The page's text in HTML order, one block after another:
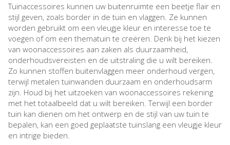
Tuinaccessoires kunnen uw buitenruimte een beetje flair en
stijl geven, zoals border in de tuin en vlaggen. Ze kunnen
worden gebruikt om een vleugje kleur en interesse toe te
voegen of om een thematuin te creëren. Denk bij het kiezen
van woonaccessoires aan zaken als duurzaamheid,
onderhoudsvereisten en de uitstraling die u wilt bereiken.
Zo kunnen stoffen buitenvlaggen meer onderhoud vergen,
terwijl metalen tuinwanden duurzaam en onderhoudsarm
zijn. Houd bij het uitzoeken van woonaccessoires rekening
met het totaalbeeld dat u wilt bereiken. Terwijl een border
tuin kan dienen om het ontwerp en de stijl van uw tuin te
bepalen, kan een goed geplaatste tuinslang een vleugje kleur
en intrige bieden.